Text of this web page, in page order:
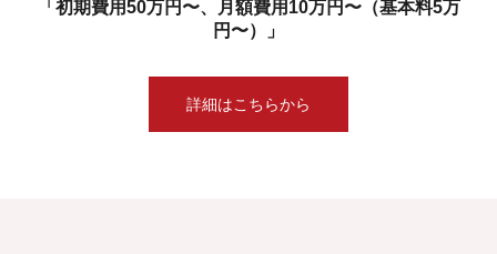
「初期費用50万円〜、月額費用10万円〜（基本料5万
円〜）」
詳細はこちらから